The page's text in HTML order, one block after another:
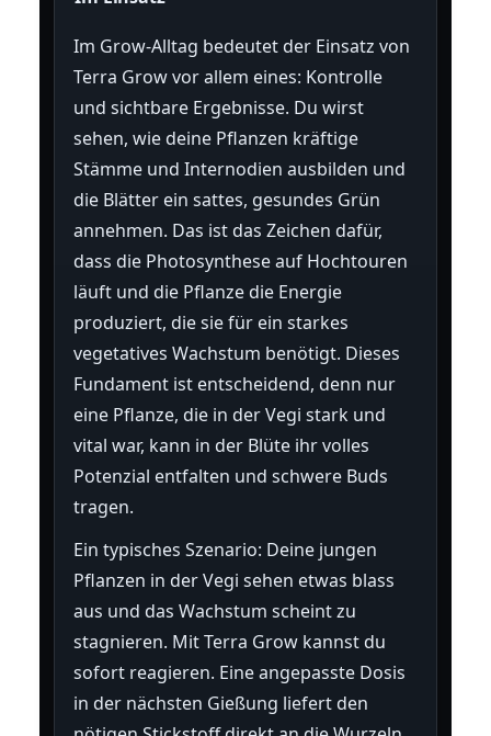
Im Grow-Alltag bedeutet der Einsatz von
Terra Grow vor allem eines: Kontrolle
und sichtbare Ergebnisse. Du wirst
sehen, wie deine Pflanzen kräftige
Stämme und Internodien ausbilden und
die Blätter ein sattes, gesundes Grün
annehmen. Das ist das Zeichen dafür,
dass die Photosynthese auf Hochtouren
läuft und die Pflanze die Energie
produziert, die sie für ein starkes
vegetatives Wachstum benötigt. Dieses
Fundament ist entscheidend, denn nur
eine Pflanze, die in der Vegi stark und
vital war, kann in der Blüte ihr volles
Potenzial entfalten und schwere Buds
tragen.
Ein typisches Szenario: Deine jungen
Pflanzen in der Vegi sehen etwas blass
aus und das Wachstum scheint zu
stagnieren. Mit Terra Grow kannst du
sofort reagieren. Eine angepasste Dosis
in der nächsten Gießung liefert den